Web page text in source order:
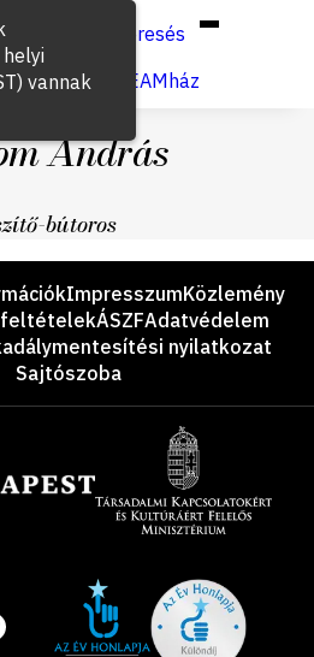
Keresés
VígSTREAMház
András
bútoros
ImpresszumKözlemény
feltételekÁSZFAdatvédelem
nyilatkozat
Sajtószoba
of
vannak